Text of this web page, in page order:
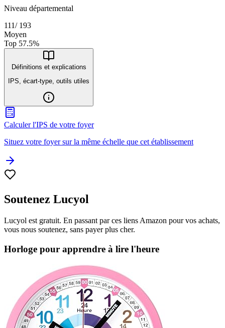
Niveau départemental
111/ 193
Moyen
Top 57.5%
Définitions et explications
IPS, écart-type, outils utiles
Calculer l'IPS de votre foyer
Situez votre foyer sur la même échelle que cet établissement
Soutenez Lucyol
Lucyol est gratuit. En passant par ces liens Amazon pour vos achats,
vous nous soutenez, sans payer plus cher.
Horloge pour apprendre à lire l'heure